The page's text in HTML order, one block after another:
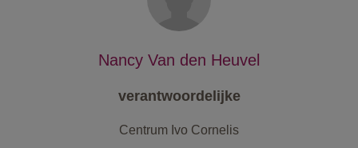
Nancy Van den Heuvel
verantwoordelijke
Centrum Ivo Cornelis